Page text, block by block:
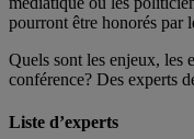
pourront être honorés par
Quels sont les enjeux, les
conférence? Des experts
Liste d’experts